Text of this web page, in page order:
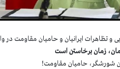
و تظاهرات ایرانیان و حامیان مقاومت در
زمان برخاستن است
شورشگر، حامیان مقاومت!